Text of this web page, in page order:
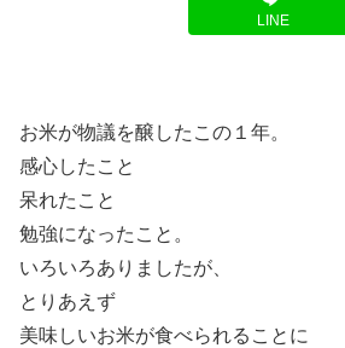
LINE
お米が物議を醸したこの１年。
感心したこと
呆れたこと
勉強になったこと。
いろいろありましたが、
とりあえず
美味しいお米が食べられることに